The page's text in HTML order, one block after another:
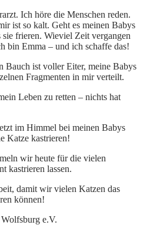
Ich höre die Menschen reden.
ist so kalt. Geht es meinen Babys
sie frieren. Wieviel Zeit vergangen
bin Emma – und ich schaffe das!
Bauch ist voller Eiter, meine Babys
Fragmenten in mir verteilt.
Leben zu retten – nichts hat
im Himmel bei meinen Babys
Katze kastrieren!
wir heute für die vielen
kastrieren lassen.
damit wir vielen Katzen das
können!
e.V.